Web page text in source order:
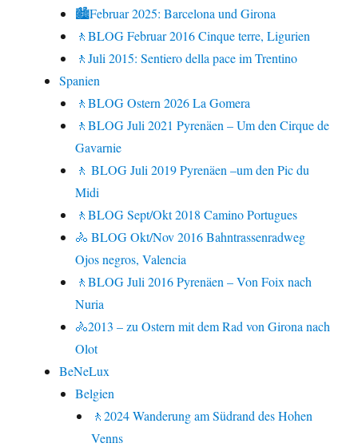
🏙Februar 2025: Barcelona und Girona
🚶BLOG Februar 2016 Cinque terre, Ligurien
🚶Juli 2015: Sentiero della pace im Trentino
Spanien
🚶BLOG Ostern 2026 La Gomera
🚶BLOG Juli 2021 Pyrenäen – Um den Cirque de
Gavarnie
🚶 BLOG Juli 2019 Pyrenäen –um den Pic du
Midi
🚶BLOG Sept/Okt 2018 Camino Portugues
🚴 BLOG Okt/Nov 2016 Bahntrassenradweg
Ojos negros, Valencia
🚶BLOG Juli 2016 Pyrenäen – Von Foix nach
Nuria
🚴2013 – zu Ostern mit dem Rad von Girona nach
Olot
BeNeLux
Belgien
🚶2024 Wanderung am Südrand des Hohen
Venns